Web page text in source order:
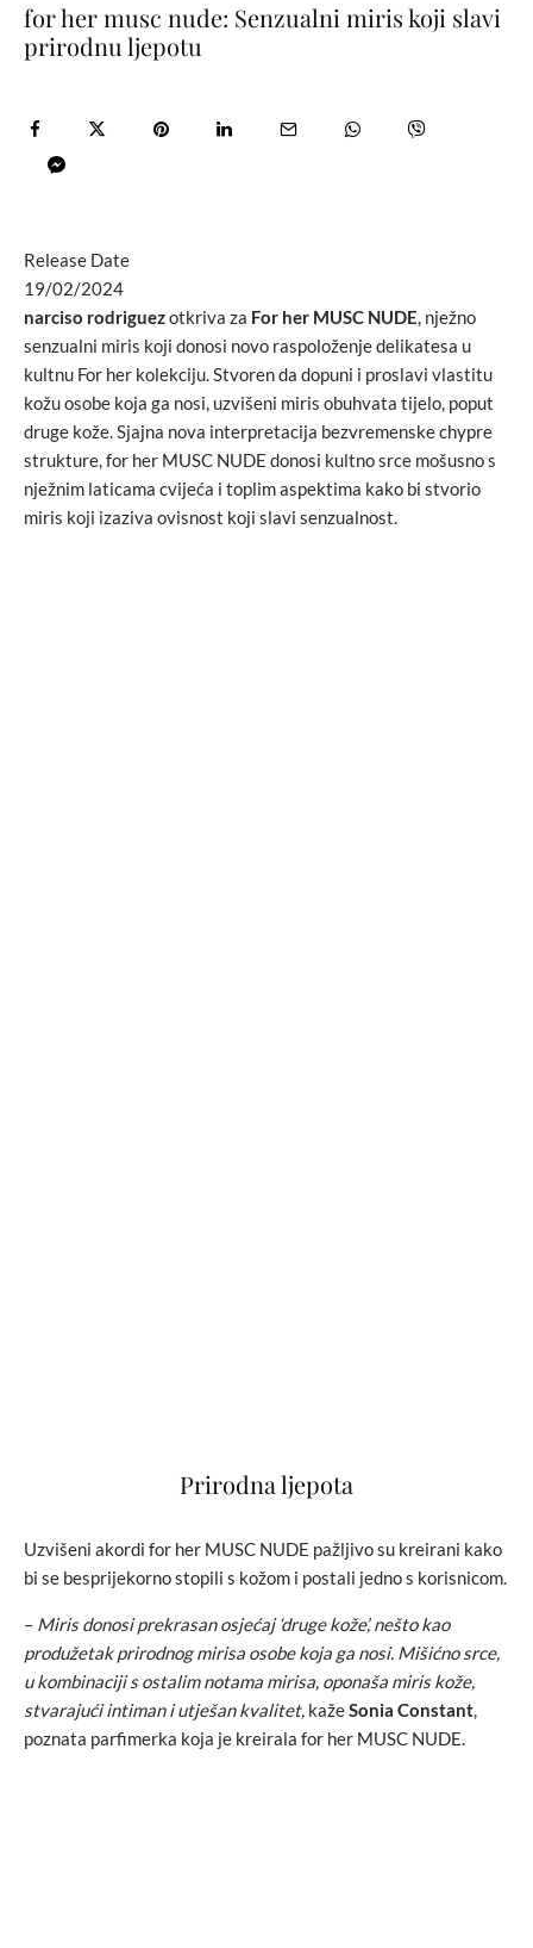
for her musc nude: Senzualni miris koji slavi
prirodnu ljepotu
Release Date
19/02/2024
narciso rodriguezotkriva za For her MUSC NUDE, nježno
senzualni miris koji donosi novo raspoloženje delikatesa u
kultnu For her kolekciju. Stvoren da dopuni i proslavi vlastitu
kožu osobe koja ga nosi, uzvišeni miris obuhvata tijelo, poput
druge kože. Sjajna nova interpretacija bezvremenske chypre
strukture, for her MUSC NUDE donosi kultno srce mošusno s
nježnim laticama cvijeća i toplim aspektima kako bi stvorio
miris koji izaziva ovisnost koji slavi senzualnost.
Prirodna ljepota
Uzvišeni akordi for her MUSC NUDE pažljivo su kreirani kako
bi se besprijekorno stopili s kožom i postali jedno s korisnicom.
– Miris donosi prekrasan osjećaj ‘druge kože’, nešto kao
produžetak prirodnog mirisa osobe koja ga nosi. Mišićno srce,
u kombinaciji s ostalim notama mirisa, oponaša miris kože,
stvarajući intiman i utješan kvalitet, kažeSonia Constant,
poznata parfimerka koja je kreirala for her MUSC NUDE.